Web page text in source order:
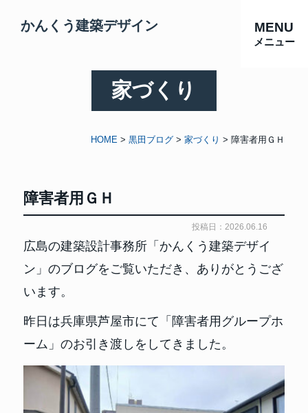
かんくう建築デザイン MENU
メニュー
家づくり
HOME >黒田ブログ >家づくり > 障害者用ＧＨ
障害者用ＧＨ
投稿日：2026.06.16
広島の建築設計事務所「かんくう建築デザイ
ン」のブログをご覧いただき、ありがとうござ
います。
昨日は兵庫県芦屋市にて「障害者用グループホ
ーム」のお引き渡しをしてきました。